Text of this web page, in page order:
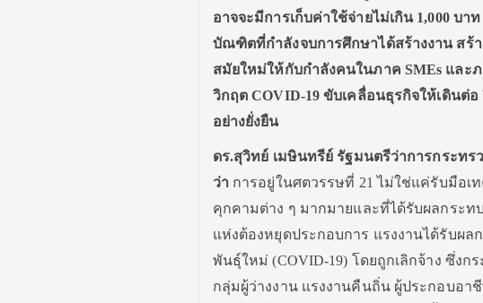
อาจจะมีการเก็บค่าใช้จ่ายไม่เกิน 1,000 บา
บัณฑิตที่กำลังจบการศึกษาได้สร้างงาน สร้
สมัยใหม่ให้กับกำลังคนในภาค SMEs และ
วิกฤต COVID-19ขับเคลื่อนธุรกิจให้เดินต่
อย่างยั่งยืน
ดร.สุวิทย์ เมษินทรีย์ รัฐมนตรีว่าการกระท
ว่า การอยู่ในศตวรรษที่ 21 ไม่ใช่แค่รับมือเ
คุกคามต่าง ๆ มากมายและที่ได้รับผลกระท
แห่งต้องหยุดประกอบการ แรงงานได้รับผ
พันธุ์ใหม่ (COVID-19) โดยถูกเลิกจ้าง ซึ่ง
กลุ่มผู้ว่างงาน แรงงานคืนถิ่น ผู้ประกอบอ